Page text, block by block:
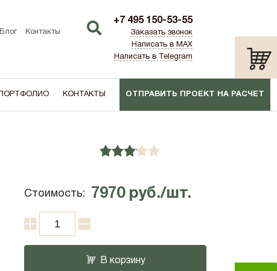
Блог
Контакты
+7 495 150-53-55
Заказать звонок
Написать в MAX
Написать в Telegram
ПОРТФОЛИО КОНТАКТЫ ОТПРАВИТЬ ПРОЕКТ НА РАСЧЕТ
Стоимость: 7970руб./шт.
В корзину